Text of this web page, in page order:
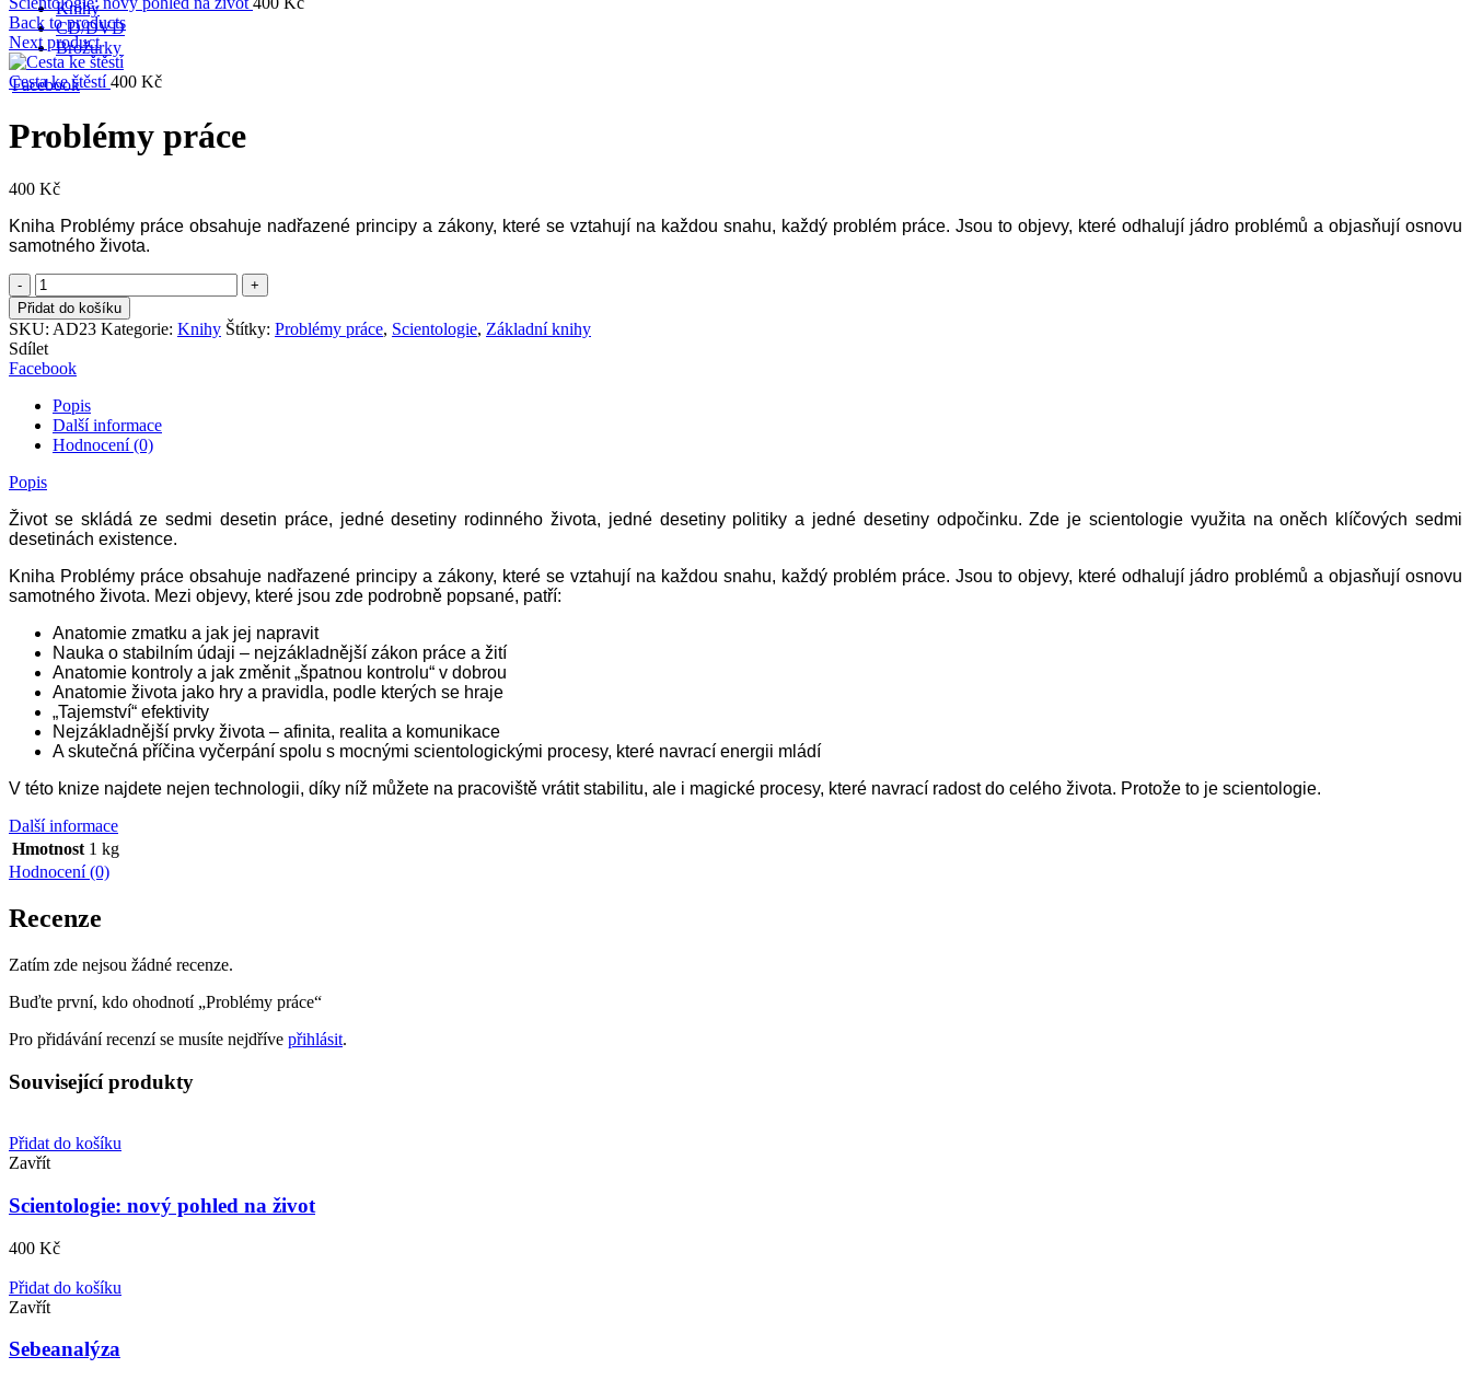
Knihy
CD/DVD
Brožurky
Facebook
Back to products
Next product
Cesta ke štěstí400 Kč
Problémy práce
400 Kč
Kniha Problémy práce obsahuje nadřazené principy a zákony, které se vztahují na každou snahu, každý problém práce. Jsou to objevy, které odhalují jádro problémů a objasňují osnovu
samotného života.
Množství
Přidat do košíku
SKU: AD23 Kategorie: Knihy Štítky: Problémy práce, Scientologie, Základní knihy
Sdílet
Facebook
Popis
Další informace
Hodnocení (0)
Popis
Život se skládá ze sedmi desetin práce, jedné desetiny rodinného života, jedné desetiny politiky a jedné desetiny odpočinku. Zde je scientologie využita na oněch klíčových sedmi
desetinách existence.
Kniha Problémy práce obsahuje nadřazené principy a zákony, které se vztahují na každou snahu, každý problém práce. Jsou to objevy, které odhalují jádro problémů a objasňují osnovu
samotného života. Mezi objevy, které jsou zde podrobně popsané, patří:
Anatomie zmatku a jak jej napravit
Nauka o stabilním údaji – nejzákladnější zákon práce a žití
Anatomie kontroly a jak změnit „špatnou kontrolu“ v dobrou
Anatomie života jako hry a pravidla, podle kterých se hraje
„Tajemství“ efektivity
Nejzákladnější prvky života – afinita, realita a komunikace
A skutečná příčina vyčerpání spolu s mocnými scientologickými procesy, které navrací energii mládí
V této knize najdete nejen technologii, díky níž můžete na pracoviště vrátit stabilitu, ale i magické procesy, které navrací radost do celého života. Protože to je scientologie.
Další informace
Hmotnost 1 kg
Hodnocení (0)
Recenze
Zatím zde nejsou žádné recenze.
Buďte první, kdo ohodnotí „Problémy práce“
Pro přidávání recenzí se musíte nejdříve přihlásit.
Související produkty
Přidat do košíku
Zavřít
Scientologie: nový pohled na život
400 Kč
Přidat do košíku
Zavřít
Sebeanalýza